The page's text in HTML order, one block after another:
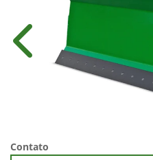
Anterior
Contato